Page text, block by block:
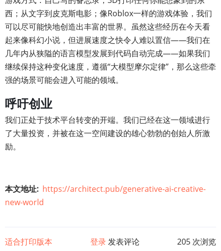
西；从文字到皮克斯电影；像Roblox一样的游戏体验，我们
可以尽可能快地创造出丰富的世界。虽然这些经历在今天看
起来像科幻小说，但进展速度之快令人难以置信——我们在
几年内从狭隘的语言模型发展到代码自动完成——如果我们
继续保持这种变化速度，遵循“大模型摩尔定律”，那么这些牵
强的场景可能会进入可能的领域。
呼吁创业
我们正处于技术平台转变的开端。我们已经在这一领域进行
了大量投资，并被在这一空间建设的雄心勃勃的创始人所激
励。
本文地址 https://architect.pub/generative-ai-creative-
new-world
适合打印版本 登录发表评论
205 次浏览